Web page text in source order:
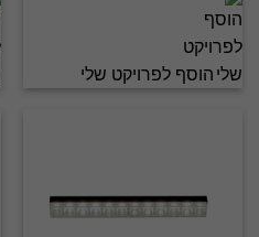
הוסף לפרויקט שלי